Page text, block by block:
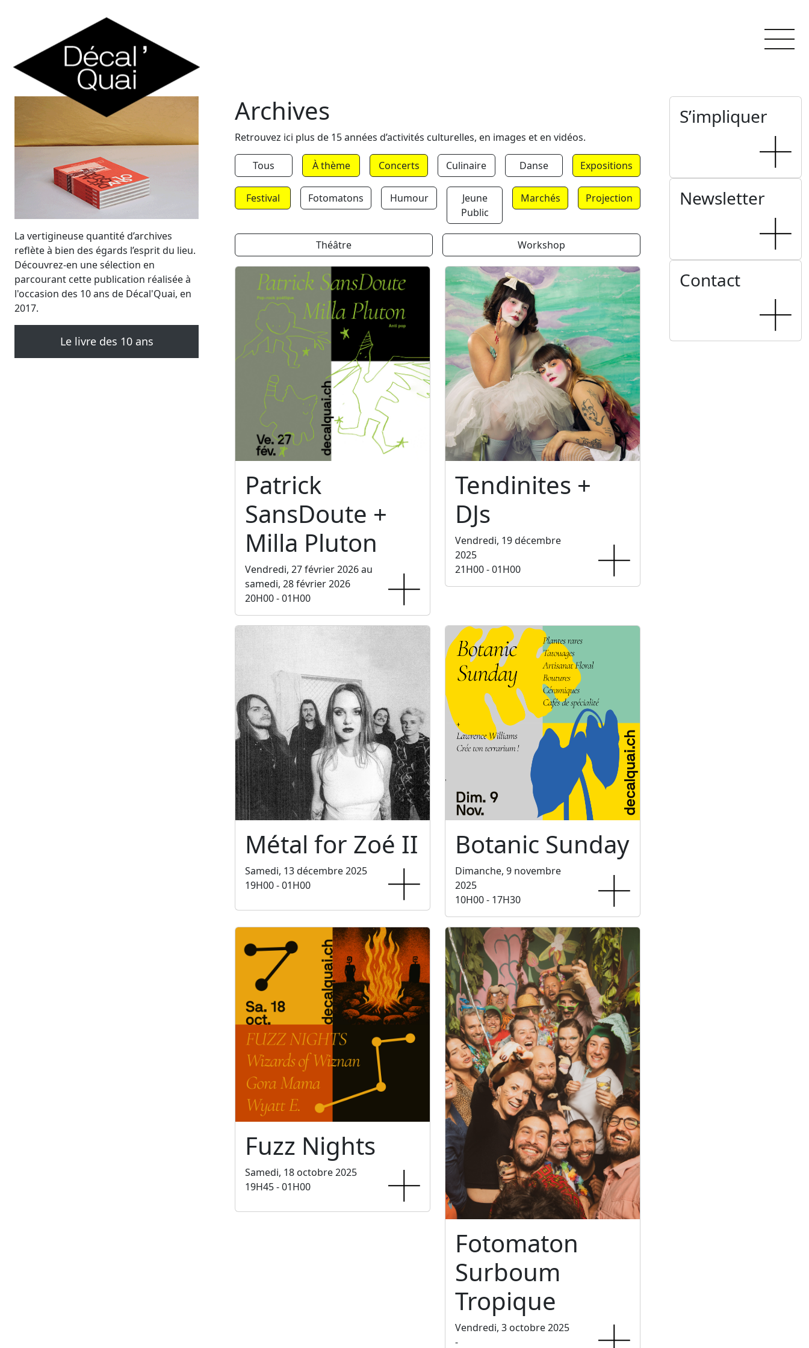
La vertigineuse quantité d’archives
reflète à bien des égards l’esprit du lieu.
Découvrez-en une sélection en
parcourant cette publication réalisée à
l'occasion des 10 ans de Décal'Quai, en
2017.
Le livre des 10 ans
Archives
Retrouvez ici plus de 15 années d’activités culturelles, en images et en vidéos.
Tous À thème Concerts Culinaire Danse Expositions
Festival Fotomatons Humour
Jeune
Public
Marchés Projection
Théâtre Workshop
Patrick
SansDoute +
Milla Pluton
Vendredi, 27 février 2026 au
samedi, 28 février 2026
20H00 - 01H00
Tendinites +
DJs
Vendredi, 19 décembre
2025
21H00 - 01H00
Métal for Zoé II
Samedi, 13 décembre 2025
19H00 - 01H00
Botanic Sunday
Dimanche, 9 novembre
2025
10H00 - 17H30
Fuzz Nights
Samedi, 18 octobre 2025
19H45 - 01H00
Fotomaton
Surboum
Tropique
Vendredi, 3 octobre 2025
-
S’impliquer
Newsletter
Contact